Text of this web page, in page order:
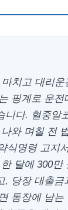
치고 대리운
핑계로 운전
니다. 혈중알
와 며칠 전
식명령 고지
달에 300만
, 당장 대출금
통장에 남는